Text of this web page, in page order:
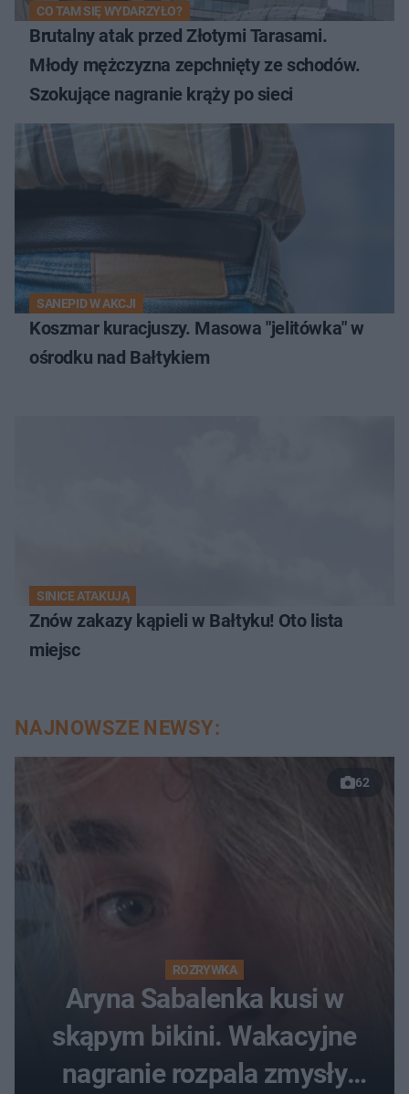
CO TAM SIĘ WYDARZYŁO?
Brutalny atak przed Złotymi Tarasami.
Młody mężczyzna zepchnięty ze schodów.
Szokujące nagranie krąży po sieci
SANEPID W AKCJI
Koszmar kuracjuszy. Masowa "jelitówka" w
ośrodku nad Bałtykiem
SINICE ATAKUJĄ
Znów zakazy kąpieli w Bałtyku! Oto lista
miejsc
NAJNOWSZE NEWSY:
62
ROZRYWKA
Aryna Sabalenka kusi w
skąpym bikini. Wakacyjne
nagranie rozpala zmysły